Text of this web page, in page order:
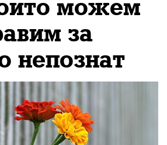
като
можем
за
непознат